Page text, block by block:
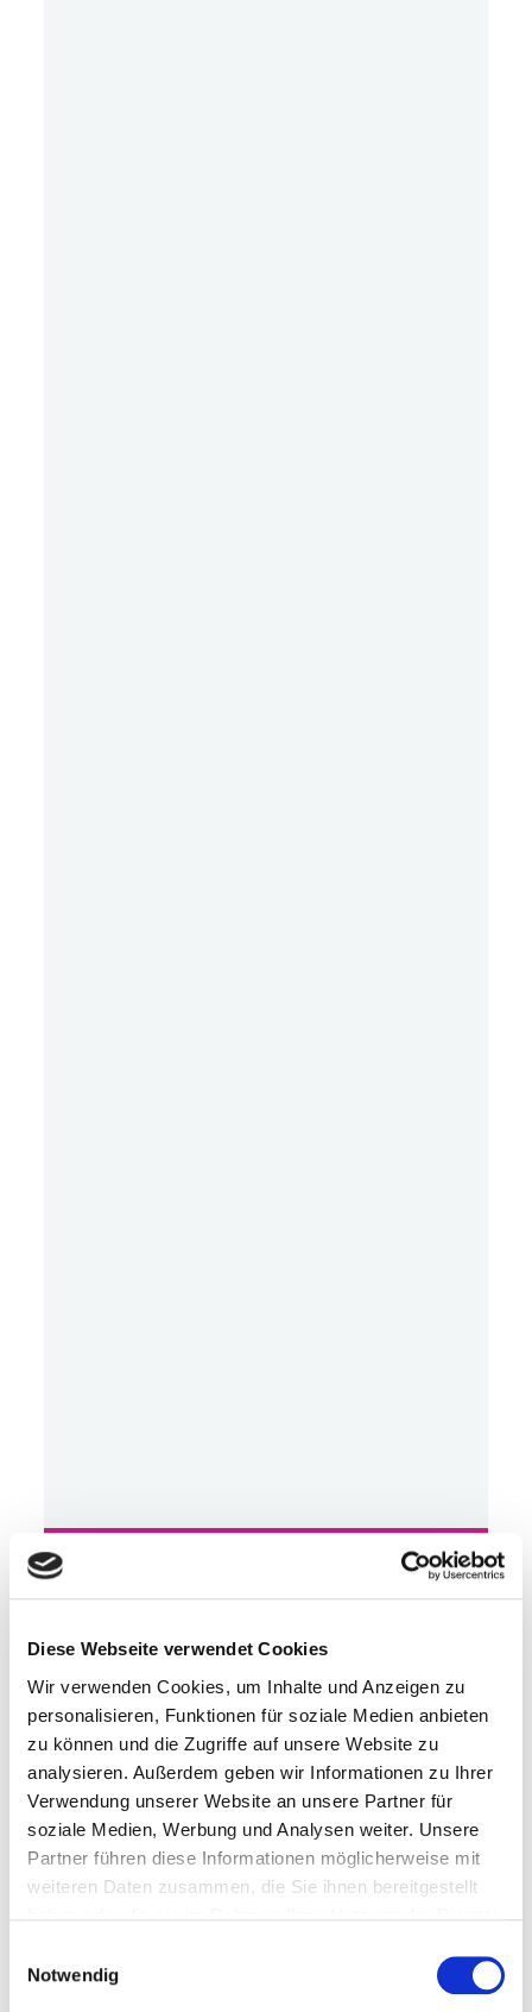
Diese Webseite verwendet Cookies
Wir verwenden Cookies, um Inhalte und Anzeigen zu
personalisieren, Funktionen für soziale Medien anbieten
zu können und die Zugriffe auf unsere Website zu
analysieren. Außerdem geben wir Informationen zu Ihrer
Verwendung unserer Website an unsere Partner für
soziale Medien, Werbung und Analysen weiter. Unsere
Partner führen diese Informationen möglicherweise mit
weiteren Daten zusammen, die Sie ihnen bereitgestellt
Notwendig